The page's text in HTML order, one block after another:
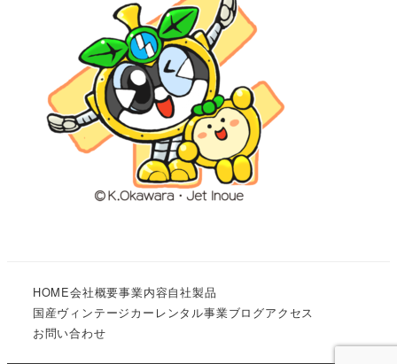
HOME会社概要事業内容自社製品
国産ヴィンテージカーレンタル事業ブログアクセス
お問い合わせ